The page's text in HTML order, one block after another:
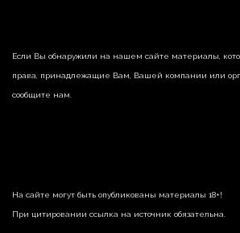
Если Вы обнаружили на нашем сайте материалы,
права, принадлежащие Вам, Вашей компании или
сообщите нам.
На сайте могут быть опубликованы материалы 18+!
При цитировании ссылка на источник обязательна.